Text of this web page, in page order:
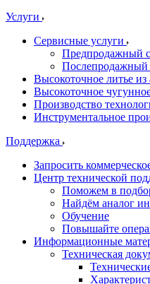
Услуги
Сервисные услуги
Предпродажный
Послепродажный
Высокоточное литье
Высокоточное
Производство
Инструментальное
Поддержка
Запросить
Центр технической
Поможем в
Найдём аналог
Обучение
Повышайте
Информационные
Техническая